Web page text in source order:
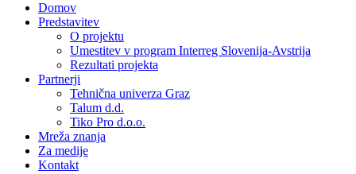
Domov
Predstavitev
O projektu
Umestitev v program Interreg Slovenija-Avstrija
Rezultati projekta
Partnerji
Tehnična univerza Graz
Talum d.d.
Tiko Pro d.o.o.
Mreža znanja
Za medije
Kontakt